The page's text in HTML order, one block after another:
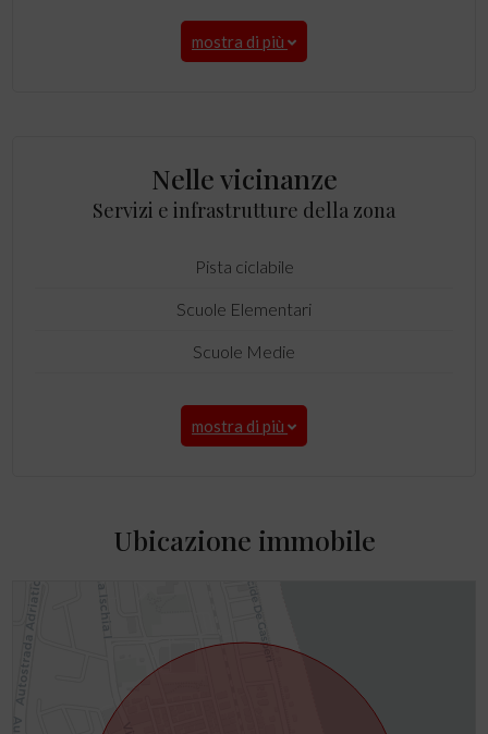
mostra di più
Nelle vicinanze
Servizi e infrastrutture della zona
Pista ciclabile
Scuole Elementari
Scuole Medie
mostra di più
Ubicazione immobile